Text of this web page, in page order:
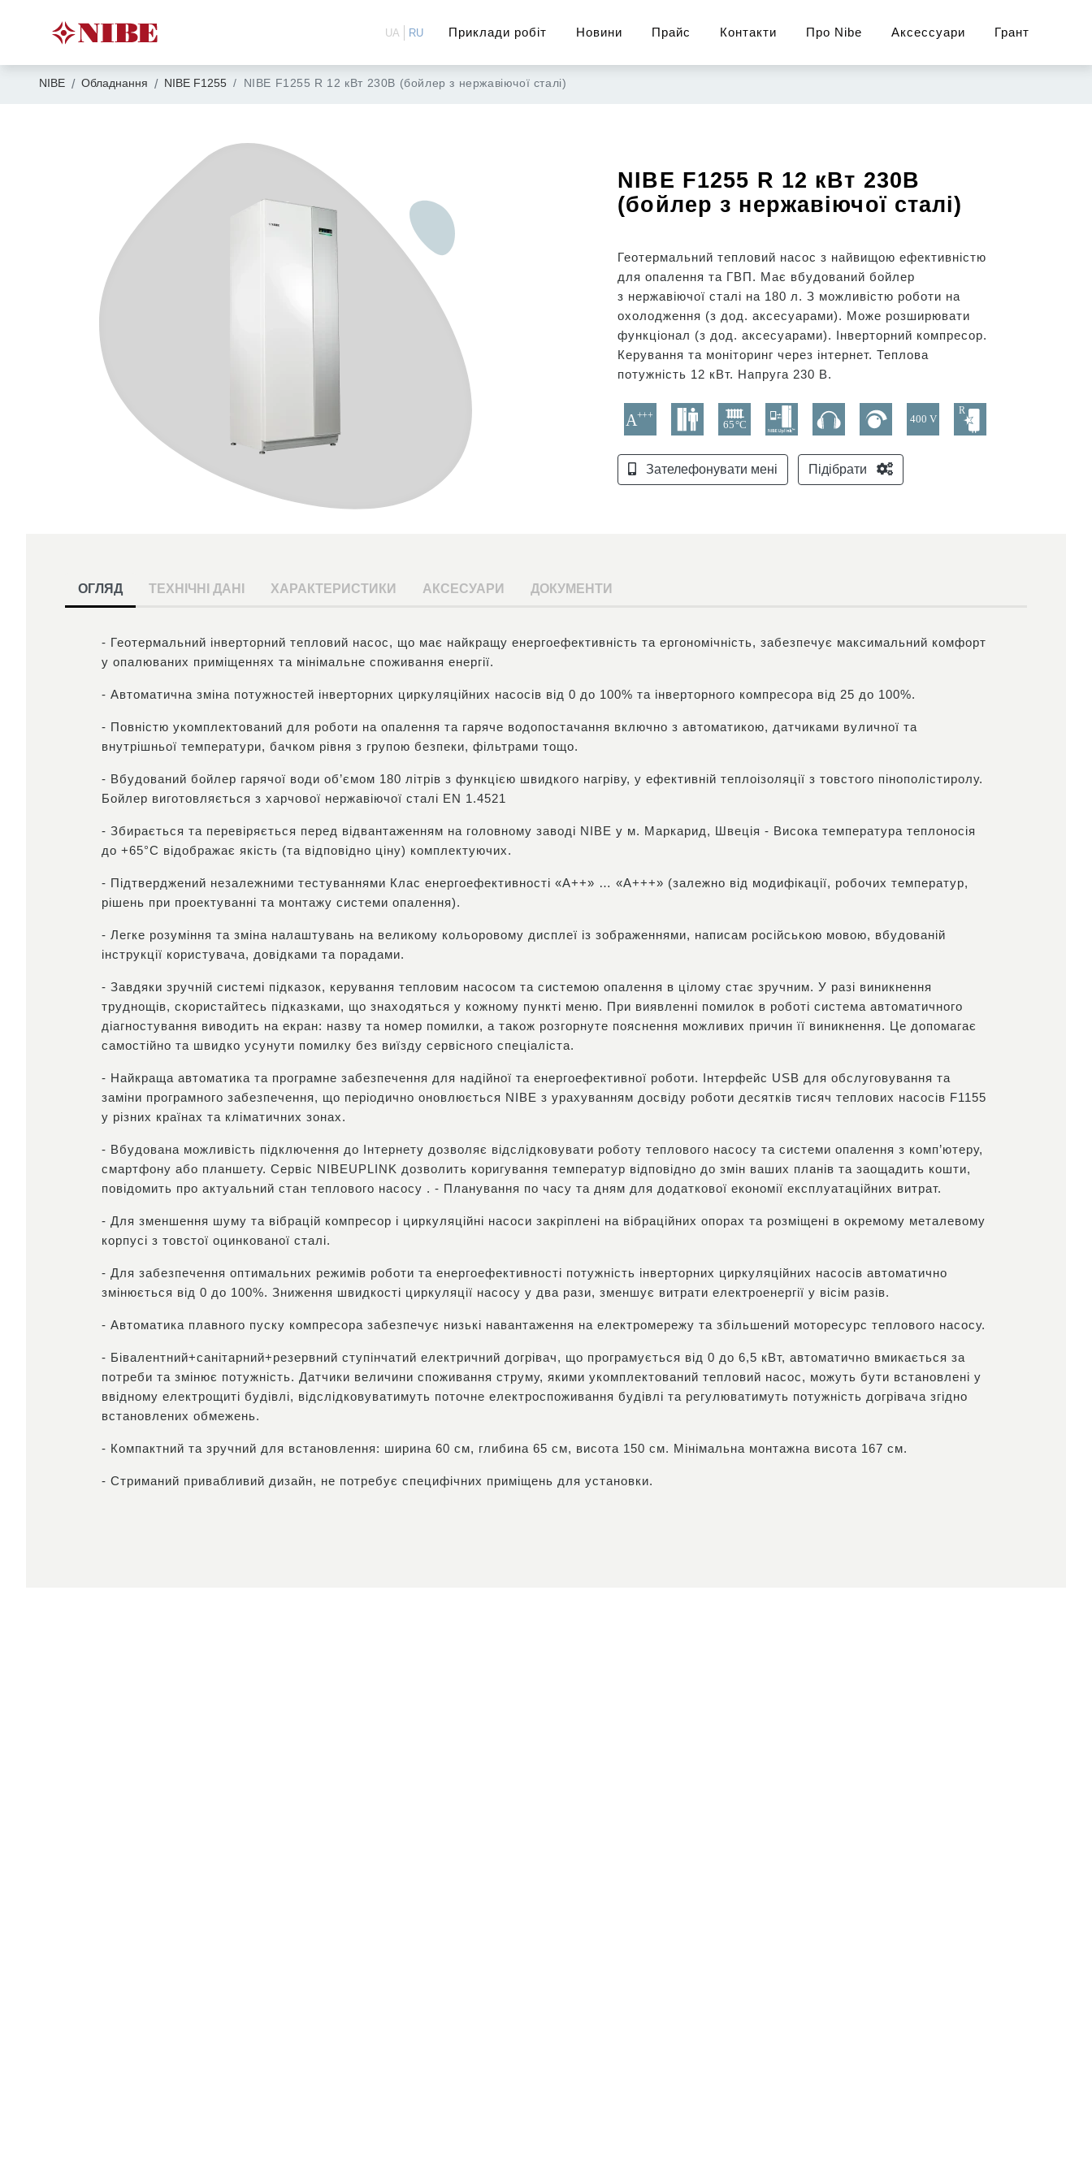
Приклади робіт Новини Прайс Контакти Про Nibe Аксессуари Грант
UA RU
NIBE Обладнання NIBE F1255 NIBE F1255 R 12 кВт 230В (бойлер з нержавіючої сталі)
NIBE F1255 R 12 кВт 230В
(бойлер з нержавіючої сталі)
Геотермальний тепловий насос з найвищою ефективністю
для опалення та ГВП. Має вбудований бойлер
з нержавіючої сталі на 180 л. З можливістю роботи на
охолодження (з дод. аксесуарами). Може розширювати
функціонал (з дод. аксесуарами). Інверторний компресор.
Керування та моніторинг через інтернет. Теплова
потужність 12 кВт. Напруга 230 В.
Зателефонувати мені Підібрати
ОГЛЯД ТЕХНІЧНІ ДАНІ ХАРАКТЕРИСТИКИ АКСЕСУАРИ ДОКУМЕНТИ
- Геотермальний інверторний тепловий насос, що має найкращу енергоефективність та ергономічність, забезпечує максимальний комфорт
у опалюваних приміщеннях та мінімальне споживання енергії.
- Автоматична зміна потужностей інверторних циркуляційних насосів від 0 до 100% та інверторного компресора від 25 до 100%.
- Повністю укомплектований для роботи на опалення та гаряче водопостачання включно з автоматикою, датчиками вуличної та
внутрішньої температури, бачком рівня з групою безпеки, фільтрами тощо.
- Вбудований бойлер гарячої води об’ємом 180 літрів з функцією швидкого нагріву, у ефективній теплоізоляції з товстого пінополістиролу.
Бойлер виготовляється з харчової нержавіючої сталі EN 1.4521
- Збирається та перевіряється перед відвантаженням на головному заводі NIBE у м. Маркарид, Швеція - Висока температура теплоносія
до +65°С відображає якість (та відповідно ціну) комплектуючих.
- Підтверджений незалежними тестуваннями Клас енергоефективності «А++» … «А+++» (залежно від модифікації, робочих температур,
рішень при проектуванні та монтажу системи опалення).
- Легке розуміння та зміна налаштувань на великому кольоровому дисплеї із зображеннями, написам російською мовою, вбудованій
інструкції користувача, довідками та порадами.
- Завдяки зручній системі підказок, керування тепловим насосом та системою опалення в цілому стає зручним. У разі виникнення
труднощів, скористайтесь підказками, що знаходяться у кожному пункті меню. При виявленні помилок в роботі система автоматичного
діагностування виводить на екран: назву та номер помилки, а також розгорнуте пояснення можливих причин її виникнення. Це допомагає
самостійно та швидко усунути помилку без виїзду сервісного спеціаліста.
- Найкраща автоматика та програмне забезпечення для надійної та енергоефективної роботи. Інтерфейс USB для обслуговування та
заміни програмного забезпечення, що періодично оновлюється NIBE з урахуванням досвіду роботи десятків тисяч теплових насосів F1155
у різних країнах та кліматичних зонах.
- Вбудована можливість підключення до Інтернету дозволяє відслідковувати роботу теплового насосу та системи опалення з комп’ютеру,
смартфону або планшету. Сервіс NIBEUPLINK дозволить коригування температур відповідно до змін ваших планів та заощадить кошти,
повідомить про актуальний стан теплового насосу . - Планування по часу та дням для додаткової економії експлуатаційних витрат.
- Для зменшення шуму та вібрацій компресор і циркуляційні насоси закріплені на вібраційних опорах та розміщені в окремому металевому
корпусі з товстої оцинкованої сталі.
- Для забезпечення оптимальних режимів роботи та енергоефективності потужність інверторних циркуляційних насосів автоматично
змінюється від 0 до 100%. Зниження швидкості циркуляції насосу у два рази, зменшує витрати електроенергії у вісім разів.
- Автоматика плавного пуску компресора забезпечує низькі навантаження на електромережу та збільшений моторесурс теплового насосу.
- Бівалентний+санітарний+резервний ступінчатий електричний догрівач, що програмується від 0 до 6,5 кВт, автоматично вмикається за
потреби та змінює потужність. Датчики величини споживання струму, якими укомплектований тепловий насос, можуть бути встановлені у
ввідному електрощиті будівлі, відслідковуватимуть поточне електроспоживання будівлі та регулюватимуть потужність догрівача згідно
встановлених обмежень.
- Компактний та зручний для встановлення: ширина 60 см, глибина 65 см, висота 150 см. Мінімальна монтажна висота 167 см.
- Стриманий привабливий дизайн, не потребує специфічних приміщень для установки.